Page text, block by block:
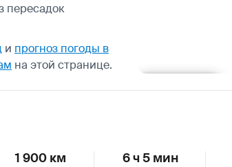
пересадок
и прогноз погоды в
на этой странице.
1 900 км 6 ч 5 мин